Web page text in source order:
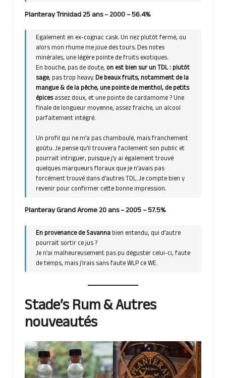
Planteray Trinidad 25 ans – 2000 – 56.4%
Egalement en ex-cognac cask. Un nez plutôt fermé, ou
alors mon rhume me joue des tours. Des notes
minérales, une légère pointe de fruits exotiques.
En bouche, pas de doute, on est bien sur un TDL : plutôt
sage, pas trop heavy.De beaux fruits, notamment de la
mangue & de la pêche, une pointe de menthol, de petits
épicesassez doux, et une pointe de cardamome ? Une
finale de longueur moyenne, assez fraiche, un alcool
parfaitement intégré.
Un profil qui ne m’a pas chamboulé, mais franchement
goûtu. Je pense qu’il trouvera facilement son public et
pourrait intriguer, puisque j’y ai également trouvé
quelques marqueurs floraux que je n’avais pas
forcément trouvé dans d’autres TDL. Je compte bien y
revenir pour confirmer cette bonne impression.
PlanterayGrand Arome 20 ans – 2005 – 57.5%
En provenance de Savannabien entendu, qui d’autre
pourrait sortir ce jus ?
Je n’ai malheureusement pas pu déguster celui-ci, faute
de temps, mais j’irais sans faute WLP ce WE.
Stade’s Rum & Autres
nouveautés